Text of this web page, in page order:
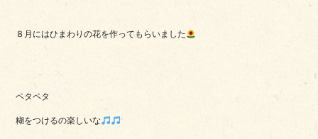
８月にはひまわりの花を作ってもらいました
ペタペタ
糊をつけるの楽しいな